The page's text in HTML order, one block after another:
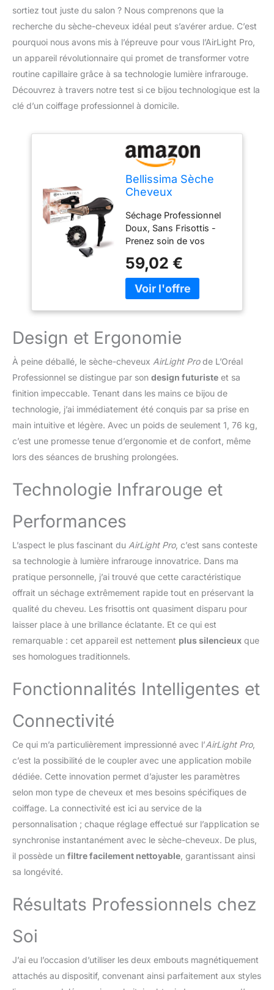
sortiez tout juste du salon ? Nous comprenons que la
recherche du sèche-cheveux idéal peut s’avérer ardue. C’est
pourquoi nous avons mis à l’épreuve pour vous l’AirLight Pro,
un appareil révolutionnaire qui promet de transformer votre
routine capillaire grâce à sa technologie lumière infrarouge.
Découvrez à travers notre test si ce bijou technologique est la
clé d’un coiffage professionnel à domicile.
Bellissima Sèche
Cheveux
Technologies
Céramique et
Ionique - Embout
Étroit et Diffuseur -
My Pro Ceramic P5
3800 - Séchage
Professionnel
Cheveux Doux,
- 2300 W
Séchage Professionnel
Doux, Sans Frisottis -
Prenez soin de vos
salon de coiffure; Utiliser
le sèche-cheveux My Pro
Ceramic P5 3800, vous
classique rapidement
grâce à son moteur AC;
Ses technologies
céramique et ionique
sèchent, respectent,
protègent et hydratent
vos cheveux sans
frisottis Technologie
Céramique - La
céramique permet un
séchage rapide et plus
cheveux; Ce matériau
émet une bonne chaleur
profondément la fibre
coiffage des cheveux
plus rapide et
respectueux; Notre
sèche-cheveux
professionnel protège et
hydrate tout type de
cheveux : fins, secs,
bouclés ou frisés
technologie ionique qui
des cheveux et la
réduction des frisottis;
C'est un plaisir de
l'utiliser et d'avoir comme
résultat des cheveux
ultra doux, lisse, soyeux
et sans cheveux rebelles
Embout Étroit et Embout
Diffuseur en Céramique -
L'embout pour sèche
céramique délivre une
bonne chaleur douce à
vos cheveux hydratés et
protégés; Le diffuseur
céramique quant à lui
59,02 €
Design et Ergonomie
À peine déballé, le sèche-cheveux AirLight Prode L’Oréal
Professionnel se distingue par son design futuriste et sa
finition impeccable. Tenant dans les mains ce bijou de
technologie, j’ai immédiatement été conquis par sa prise en
main intuitive et légère. Avec un poids de seulement 1, 76 kg,
c’est une promesse tenue d’ergonomie et de confort, même
lors des séances de brushing prolongées.
Technologie Infrarouge et
Performances
L’aspect le plus fascinant du AirLight Pro, c’est sans conteste
sa technologie à lumière infrarouge innovatrice. Dans ma
pratique personnelle, j’ai trouvé que cette caractéristique
offrait un séchage extrêmement rapide tout en préservant la
qualité du cheveu. Les frisottis ont quasiment disparu pour
laisser place à une brillance éclatante. Et ce qui est
remarquable : cet appareil est nettement plus silencieux que
ses homologues traditionnels.
Fonctionnalités Intelligentes et
Connectivité
Ce qui m’a particulièrement impressionné avec l’AirLight Pro,
c’est la possibilité de le coupler avec une application mobile
dédiée. Cette innovation permet d’ajuster les paramètres
selon mon type de cheveux et mes besoins spécifiques de
coiffage. La connectivité est ici au service de la
personnalisation ; chaque réglage effectué sur l’application se
synchronise instantanément avec le sèche-cheveux. De plus,
il possède un filtre facilement nettoyable , garantissant ainsi
sa longévité.
Résultats Professionnels chez
Soi
J’ai eu l’occasion d’utiliser les deux embouts magnétiquement
attachés au dispositif, convenant ainsi parfaitement aux styles